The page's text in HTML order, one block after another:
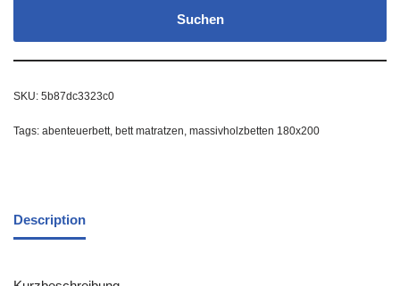
Suchen
SKU: 5b87dc3323c0
Tags: abenteuerbett, bett matratzen, massivholzbetten 180x200
Description